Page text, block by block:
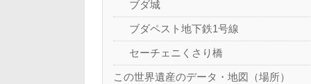
ブダ城
ブダペスト地下鉄1号線
セーチェニくさり橋
この世界遺産のデータ・地図（場所）